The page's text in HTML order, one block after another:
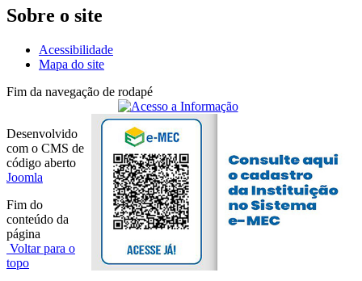
Sobre o site
Acessibilidade
Mapa do site
Fim da navegação de rodapé
Desenvolvido
com o CMS de
código aberto
Joomla
Fim do
conteúdo da
página
Voltar para o
topo